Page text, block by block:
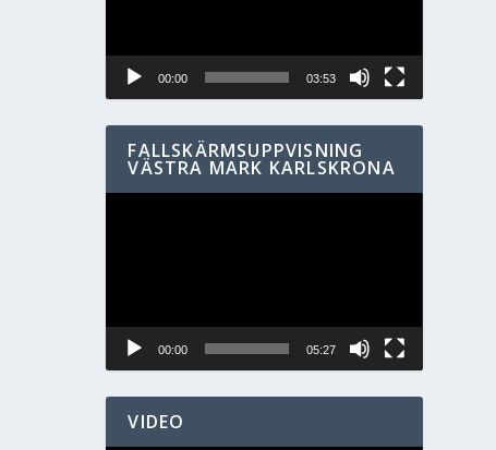
00:00 03:53
FALLSKÄRMSUPPVISNING
VÄSTRA MARK KARLSKRONA
00:00 05:27
VIDEO